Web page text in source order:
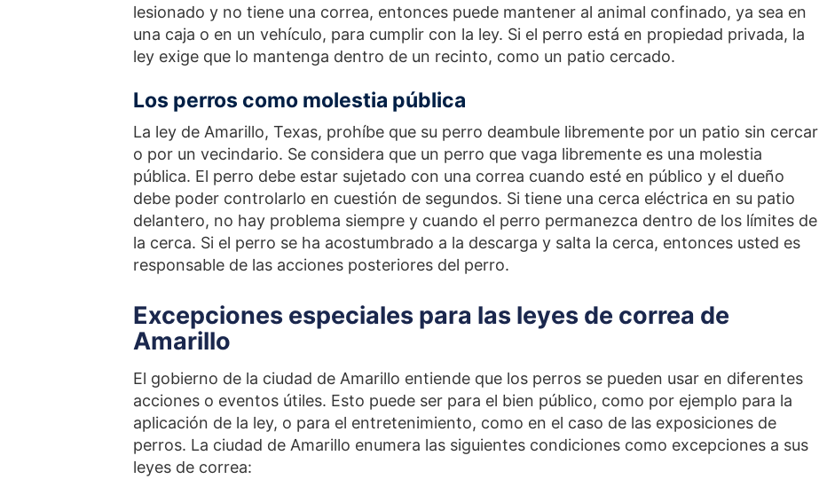
lesionado y no tiene una correa, entonces puede mantener al animal confinado, ya sea en
una caja o en un vehículo, para cumplir con la ley. Si el perro está en propiedad privada, la
ley exige que lo mantenga dentro de un recinto, como un patio cercado.
Los perros como molestia pública
La ley de Amarillo, Texas, prohíbe que su perro deambule libremente por un patio sin cercar
o por un vecindario. Se considera que un perro que vaga libremente es una molestia
pública. El perro debe estar sujetado con una correa cuando esté en público y el dueño
debe poder controlarlo en cuestión de segundos. Si tiene una cerca eléctrica en su patio
delantero, no hay problema siempre y cuando el perro permanezca dentro de los límites de
la cerca. Si el perro se ha acostumbrado a la descarga y salta la cerca, entonces usted es
responsable de las acciones posteriores del perro.
Excepciones especiales para las leyes de correa de
Amarillo
El gobierno de la ciudad de Amarillo entiende que los perros se pueden usar en diferentes
acciones o eventos útiles. Esto puede ser para el bien público, como por ejemplo para la
aplicación de la ley, o para el entretenimiento, como en el caso de las exposiciones de
perros. La ciudad de Amarillo enumera las siguientes condiciones como excepciones a sus
leyes de correa: